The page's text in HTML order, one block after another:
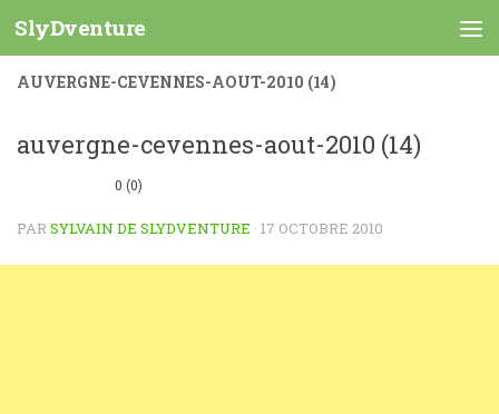
Skip to content
SlyDventure
AUVERGNE-CEVENNES-AOUT-2010 (14)
auvergne-cevennes-aout-2010 (14)
0 (0)
PARSYLVAIN DE SLYDVENTURE · 17 OCTOBRE 2010